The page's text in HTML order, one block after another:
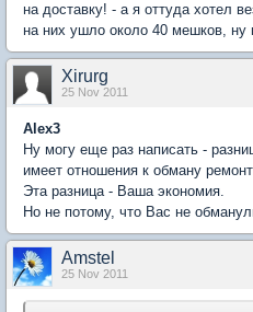
на доставку! - а я оттуда хотел
на них ушло около 40 мешков, ну
Xirurg
25 Nov 2011
Alex3
Ну могу еще раз написать -
имеет отношения к обману
Эта разница - Ваша экономия.
Но не потому, что Вас не
Amstel
25 Nov 2011